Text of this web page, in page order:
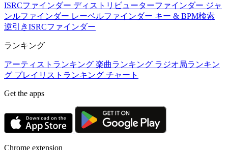
ISRCファインダー ディストリビューターファインダー ジャ
ンルファインダー レーベルファインダー キー & BPM検索
逆引きISRCファインダー
ランキング
アーティストランキング 楽曲ランキング ラジオ局ランキン
グ プレイリストランキング チャート
Get the apps
Chrome extension